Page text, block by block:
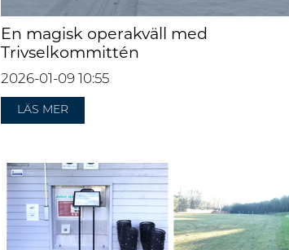
En magisk operakväll med
Trivselkommittén
2026-01-09 10:55
LÄS MER